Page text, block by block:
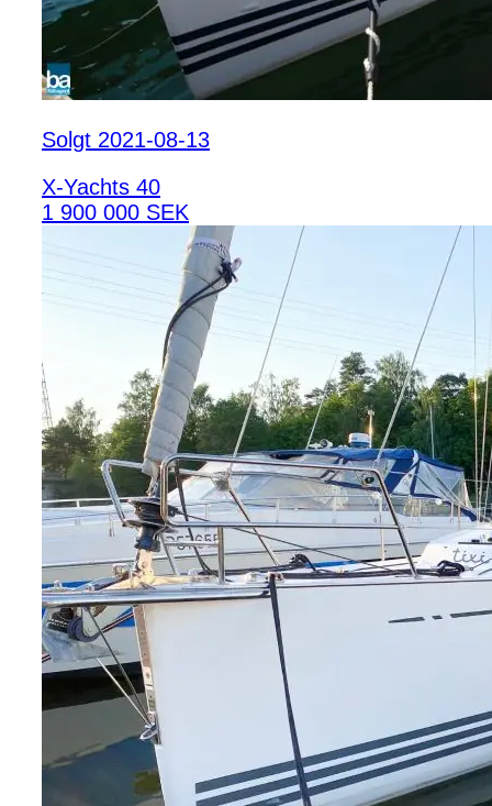
Solgt 2021-08-13
X-Yachts 40
1 900 000 SEK